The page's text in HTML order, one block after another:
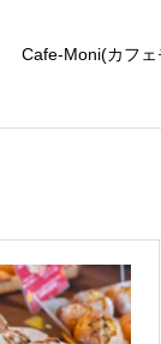
Cafe-Moni(カフェ